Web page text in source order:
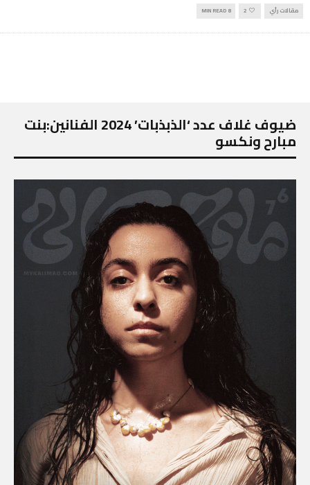
مقالات رأي 2
8 MIN READ
ضيوف غلاف عدد ‘الذبذبات’ 2024 الفنانين:بنت
مبارح ونكسو